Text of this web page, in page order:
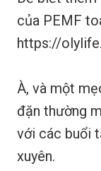
của PEMF
https://
À, và một
đặn thường
với các buổi
xuyên.